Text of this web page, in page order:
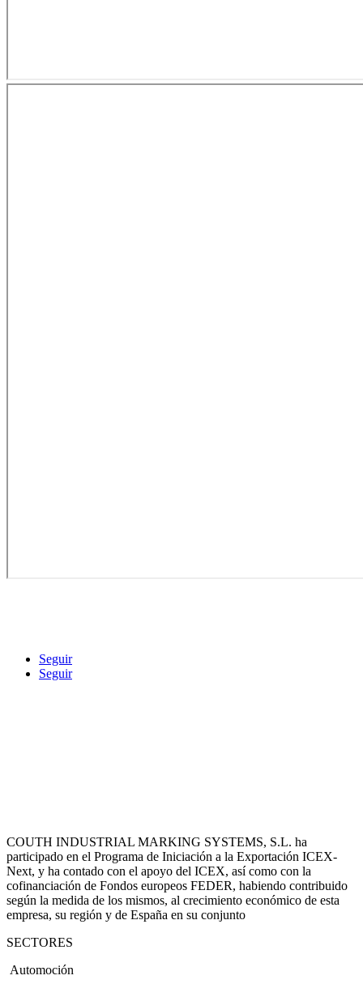
Seguir
Seguir
COUTH INDUSTRIAL MARKING SYSTEMS, S.L. ha
participado en el Programa de Iniciación a la Exportación ICEX-
Next, y ha contado con el apoyo del ICEX, así como con la
cofinanciación de Fondos europeos FEDER, habiendo contribuido
según la medida de los mismos, al crecimiento económico de esta
empresa, su región y de España en su conjunto
SECTORES
Automoción